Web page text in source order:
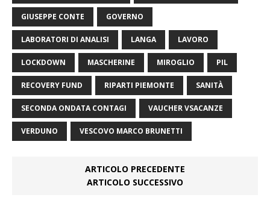
GIUSEPPE CONTE GOVERNO
LABORATORI DI ANALISI LANGA LAVORO
LOCKDOWN MASCHERINE MIROGLIO PIL
RECOVERY FUND RIPARTI PIEMONTE SANITÀ
SECONDA ONDATA CONTAGI VAUCHER VSACANZE
VERDUNO VESCOVO MARCO BRUNETTI
ARTICOLO PRECEDENTE
ARTICOLO SUCCESSIVO